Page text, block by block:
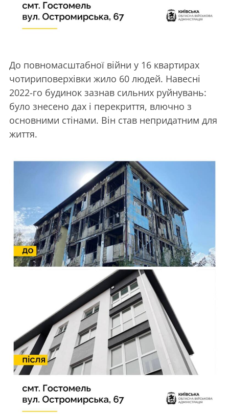
До повномасштабної війни у 16 квартирах
чотириповерхівки жило 60 людей. Навесні
2022-го будинок зазнав сильних руйнувань:
було знесено дах і перекриття, влючно з
основними стінами. Він став непридатним для
життя.